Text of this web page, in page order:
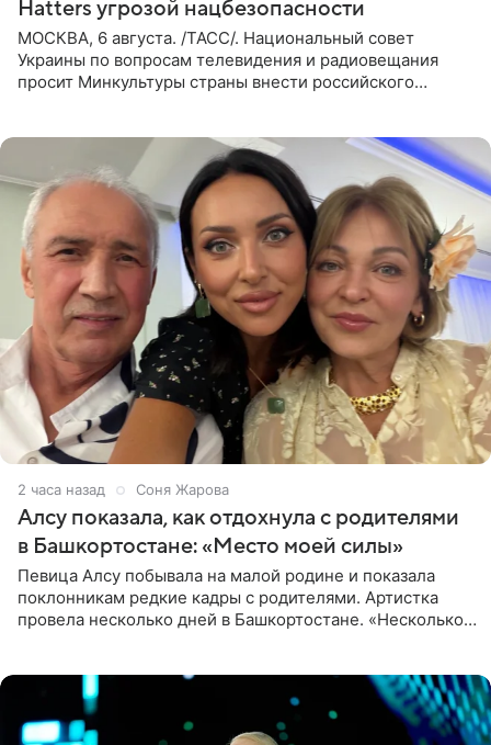
Hatters угрозой нацбезопасности
МОСКВА, 6 августа. /ТАСС/. Национальный совет
Украины по вопросам телевидения и радиовещания
просит Минкультуры страны внести российского
2 часа назад Соня Жарова
Алсу показала, как отдохнула с родителями
в Башкортостане: «Место моей силы»
Певица Алсу побывала на малой родине и показала
поклонникам редкие кадры с родителями. Артистка
провела несколько дней в Башкортостане. «Несколько